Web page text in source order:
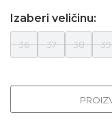
Izaberi veličinu:
36 37 38 39